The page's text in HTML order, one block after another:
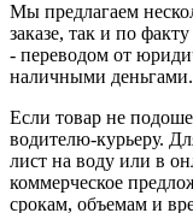
Мы предлагаем
заказе, так и по
- переводом от
наличными деньгами.
Если товар не
водителю-курьеру.
лист на воду или в
коммерческое
срокам, объемам и